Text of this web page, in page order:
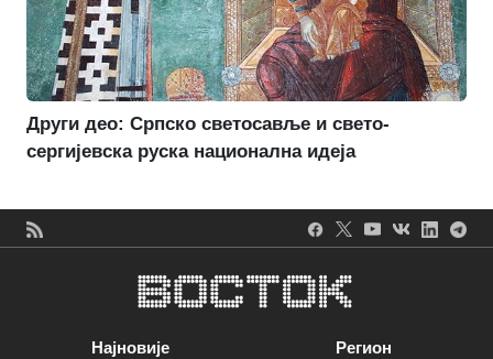
Други део: Српско светосавље и свето-
сергијевска руска национална идеја
Најновије
Регион